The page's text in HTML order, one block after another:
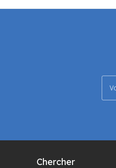
Chercher